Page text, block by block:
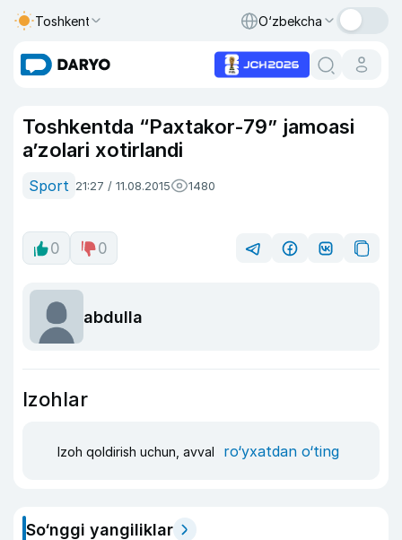
Toshkent O‘zbekcha
Toshkentda “Paxtakor-79” jamoasi
a’zolari xotirlandi
Sport 21:27 / 11.08.2015 1480
0 0
abdulla
Izohlar
Izoh qoldirish uchun, avval ro‘yxatdan o‘ting
So‘nggi yangiliklar